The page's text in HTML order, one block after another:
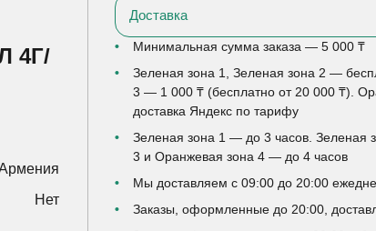
4Г/
Нет
Доставка
Минимальная сумма заказа — 5 000 ₸
Зеленая зона 1, Зеленая зона 2 —
3 — 1 000 ₸ (бесплатно от 20 000 ₸).
доставка Яндекс по тарифу
Зеленая зона 1 — до 3 часов. Зеленая
3 и Оранжевая зона 4 — до 4 часов
Мы доставляем с 09:00 до 20:00
Заказы, оформленные до 20:00,